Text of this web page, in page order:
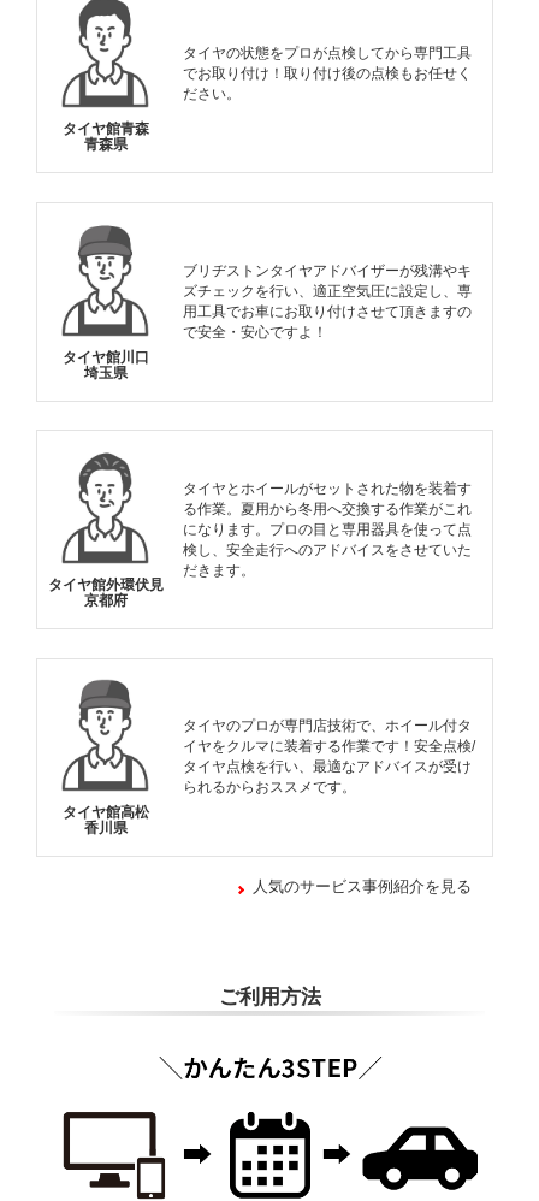
タイヤ館青森
青森県
タイヤの状態をプロが点検してから専門工具
でお取り付け！取り付け後の点検もお任せく
ださい。
タイヤ館川口
埼玉県
ブリヂストンタイヤアドバイザーが残溝やキ
ズチェックを行い、適正空気圧に設定し、専
用工具でお車にお取り付けさせて頂きますの
で安全・安心ですよ！
タイヤ館外環伏見
京都府
タイヤとホイールがセットされた物を装着す
る作業。夏用から冬用へ交換する作業がこれ
になります。プロの目と専用器具を使って点
検し、安全走行へのアドバイスをさせていた
だきます。
タイヤ館高松
香川県
タイヤのプロが専門店技術で、ホイール付タ
イヤをクルマに装着する作業です！安全点検/
タイヤ点検を行い、最適なアドバイスが受け
られるからおススメです。
人気のサービス事例紹介を見る
ご利用方法